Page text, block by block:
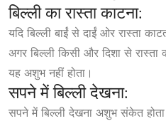
बिल्ली का रास्ता काटना:
यदि बिल्ली बाईं से दाईं ओर रास्ता
अगर बिल्ली किसी और दिशा से
यह अशुभ नहीं होता।
सपने में बिल्ली देखना:
सपने में बिल्ली देखना अशुभ संकेत